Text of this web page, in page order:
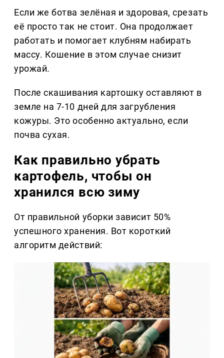
Если же ботва зелёная и здоровая, срезать
её просто так не стоит. Она продолжает
работать и помогает клубням набирать
массу. Кошение в этом случае снизит
урожай.
После скашивания картошку оставляют в
земле на 7-10 дней для загрубления
кожуры. Это особенно актуально, если
почва сухая.
Как правильно убрать
картофель, чтобы он
хранился всю зиму
От правильной уборки зависит 50%
успешного хранения. Вот короткий
алгоритм действий: